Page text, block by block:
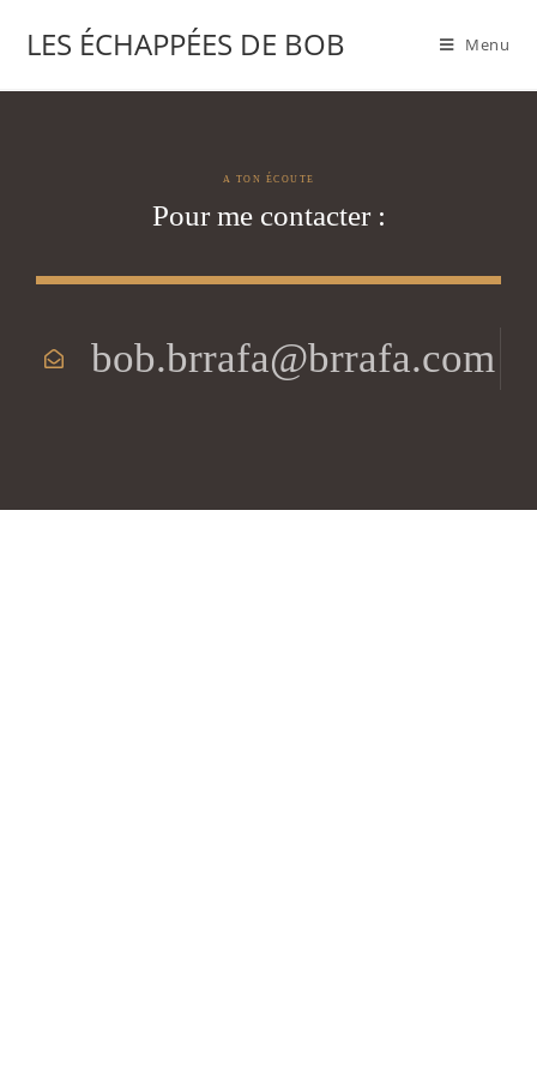
LES ÉCHAPPÉES DE BOB Menu
A TON ÉCOUTE
Pour me contacter :
bob.brrafa@brrafa.com